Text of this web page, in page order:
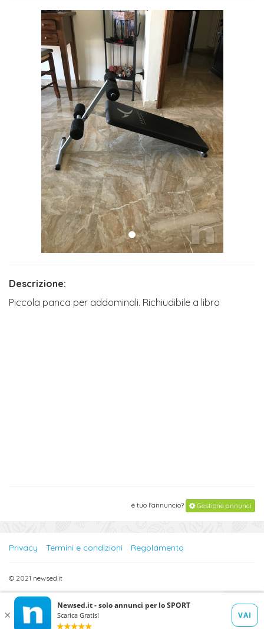
Descrizione:
Piccola panca per addominali. Richiudibile a libro
è tuo l'annuncio? Gestione annunci
Privacy Termini e condizioni Regolamento
© 2021 newsed.it